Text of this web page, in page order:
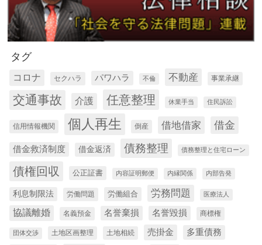
タグ
コロナ セクハラ パワハラ 不倫 不動産 事業承継
交通事故 介護 任意整理 休業手当 住民訴訟
信用情報機関 個人再生 倒産 借地借家 借金
借金救済制度 借金返済 債務整理 債務整理と住宅ローン
債権回収 公正証書 内容証明郵便 内縁関係 内部告発
利息制限法 労働問題 労働組合 労務問題 医療法人
協議離婚 名義預金 名誉棄損 名誉毀損 商標権
団体交渉 土地区画整理 土地相続 売掛金 多重債務